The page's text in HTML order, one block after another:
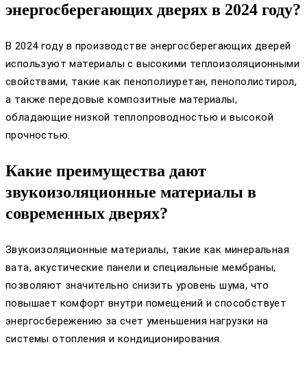
энергосберегающих дверях в 2024 году?
В 2024 году в производстве энергосберегающих дверей
используют материалы с высокими теплоизоляционными
свойствами, такие как пенополиуретан, пенополистирол,
а также передовые композитные материалы,
обладающие низкой теплопроводностью и высокой
прочностью.
Какие преимущества дают
звукоизоляционные материалы в
современных дверях?
Звукоизоляционные материалы, такие как минеральная
вата, акустические панели и специальные мембраны,
позволяют значительно снизить уровень шума, что
повышает комфорт внутри помещений и способствует
энергосбережению за счет уменьшения нагрузки на
системы отопления и кондиционирования.